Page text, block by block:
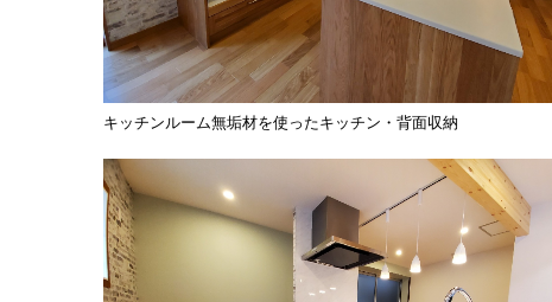
キッチンルーム無垢材を使ったキッチン・背面収納